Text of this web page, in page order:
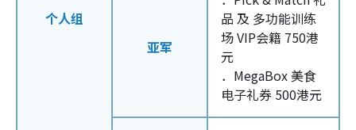
个人组
亚军
品 及 多功能训练
场 VIP会籍 750港
元
．MegaBox 美食
电子礼券 500港元